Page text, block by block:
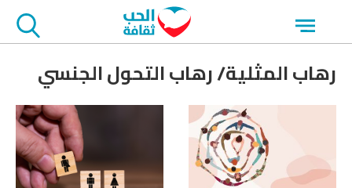
Open
menu
رهاب المثلية/ رهاب التحول الجنسي